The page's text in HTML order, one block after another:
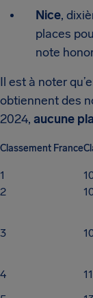
Nice,
places
note
Il est à noter
obtiennent des
2024, aucune
Classement France
1
2
3
4